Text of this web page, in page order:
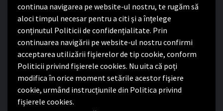
continua navigarea pe website-ul nostru, te rugăm să
aloci timpul necesar pentru a citi și a înțelege
conținutul Politicii de confidențialitate. Prin
continuarea navigării pe website-ul nostru confirmi
acceptarea utilizării fişierelor de tip cookie, conform
Politicii privind fișierele cookies. Nu uita că poți
modifica în orice moment setările acestor fişiere
cookie, urmând instrucțiunile din Politica privind
fișierele cookies.
Politica de confidențialitate
Politica de confidențialitate
Nota de informare privind implementarea Regulamentului
(UE) 2016/679
Termeni și condiții de utilizare website